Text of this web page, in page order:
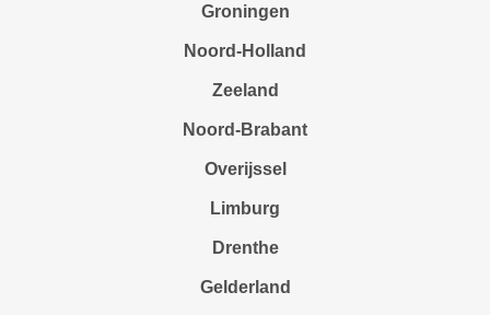
Groningen
Noord-Holland
Zeeland
Noord-Brabant
Overijssel
Limburg
Drenthe
Gelderland